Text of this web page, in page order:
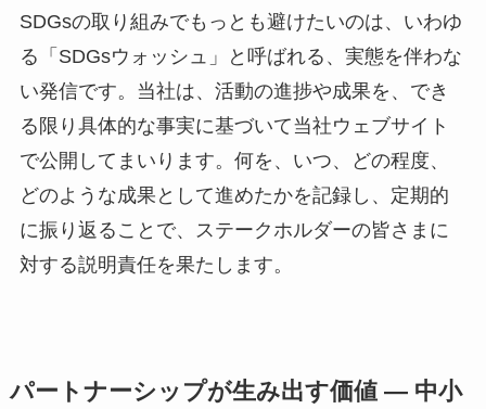
SDGsの取り組みでもっとも避けたいのは、いわゆ
る「SDGsウォッシュ」と呼ばれる、実態を伴わな
い発信です。当社は、活動の進捗や成果を、でき
る限り具体的な事実に基づいて当社ウェブサイト
で公開してまいります。何を、いつ、どの程度、
どのような成果として進めたかを記録し、定期的
に振り返ることで、ステークホルダーの皆さまに
対する説明責任を果たします。
パートナーシップが生み出す価値 ― 中小